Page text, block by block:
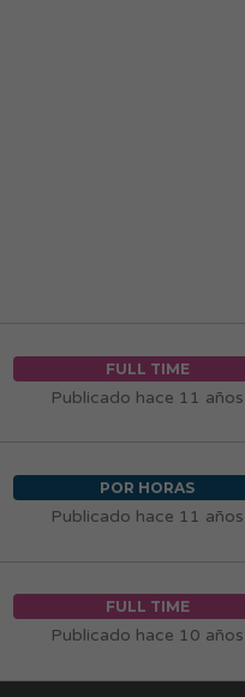
FULL TIME
Publicado hace 11 años
POR HORAS
Publicado hace 11 años
FULL TIME
Publicado hace 10 años